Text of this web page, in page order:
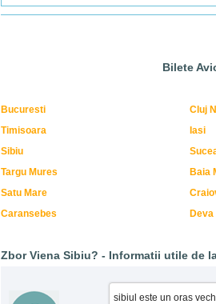
Bilete
Bucuresti Cluj
Timisoara
Iasi
Sibiu
Targu Mures
Baia
Satu Mare
Caransebes
Deva
Zbor Viena Sibiu? - Informatii utile de
sibiul este un oras